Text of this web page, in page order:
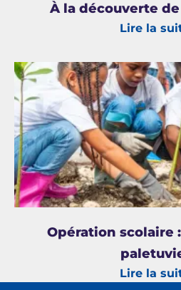
À la découverte
Lire la
Opération scolaire
Lire la